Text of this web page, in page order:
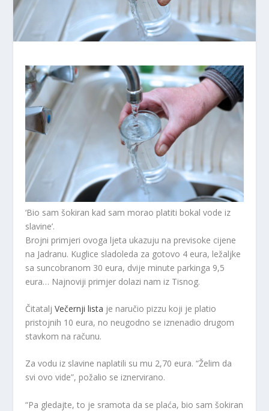
‘Bio sam šokiran kad sam morao platiti bokal vode iz
slavine’.
Brojni primjeri ovoga ljeta ukazuju na previsoke cijene
na Jadranu. Kuglice sladoleda za gotovo 4 eura, ležaljke
sa suncobranom 30 eura, dvije minute parkinga 9,5
eura… Najnoviji primjer dolazi nam iz Tisnog.
ČitataljVečernji lista je naručio pizzu koji je platio
pristojnih 10 eura, no neugodno se iznenadio drugom
stavkom na računu.
Za vodu iz slavine naplatili su mu 2,70 eura. “Želim da
svi ovo vide”, požalio se iznervirano.
“Pa gledajte, to je sramota da se plaća, bio sam šokiran